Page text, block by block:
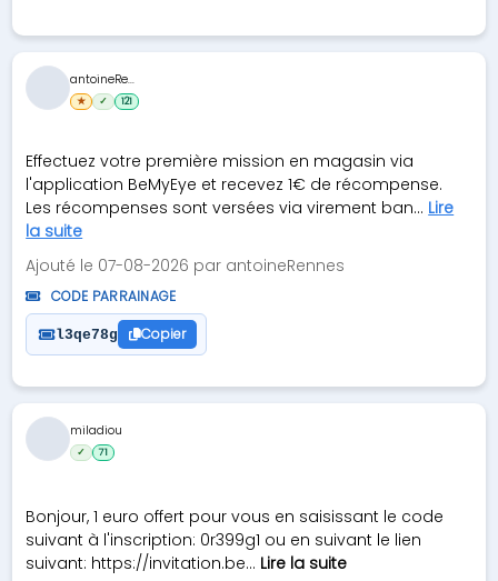
Effectuez votre première mission en magasin via
l'application BeMyEye et recevez 1€ de récompense.
Les récompenses sont versées via virement ban... Lire
la suite
Ajouté le 07-08-2026 par antoineRennes
CODE PARRAINAGE
l3qe78g Copier
antoineRe...
★ ✓ 121
Bonjour, 1 euro offert pour vous en saisissant le code
suivant à l'inscription: 0r399g1 ou en suivant le lien
suivant: https://invitation.be... Lire la suite
miladiou
✓ 71